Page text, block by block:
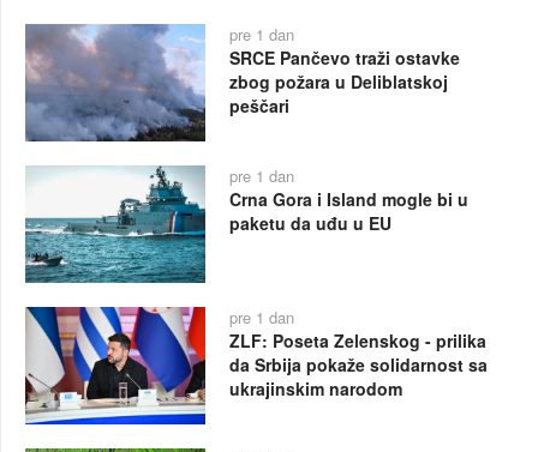
pre 1 dan
SRCE Pančevo traži ostavke
zbog požara u Deliblatskoj
peščari
pre 1 dan
Crna Gora i Island mogle bi u
paketu da uđu u EU
pre 1 dan
ZLF: Poseta Zelenskog - prilika
da Srbija pokaže solidarnost sa
ukrajinskim narodom